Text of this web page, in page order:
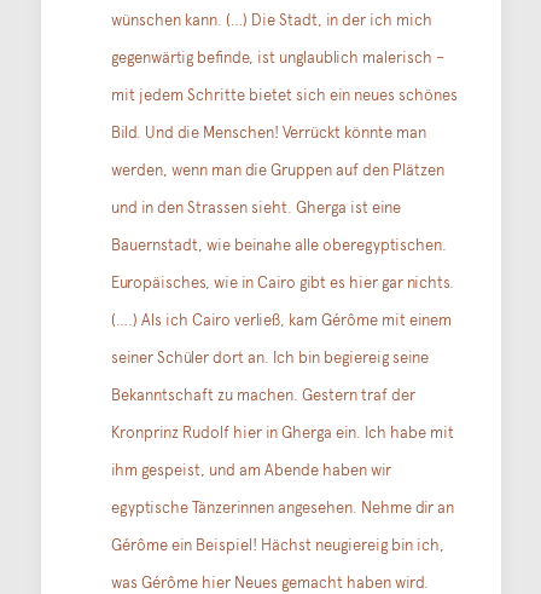
wünschen kann. (…) Die Stadt, in der ich mich
gegenwärtig befinde, ist unglaublich malerisch –
mit jedem Schritte bietet sich ein neues schönes
Bild. Und die Menschen! Verrückt könnte man
werden, wenn man die Gruppen auf den Plätzen
und in den Strassen sieht. Gherga ist eine
Bauernstadt, wie beinahe alle oberegyptischen.
Europäisches, wie in Cairo gibt es hier gar nichts.
(….) Als ich Cairo verließ, kam Gérôme mit einem
seiner Schüler dort an. Ich bin begiereig seine
Bekanntschaft zu machen. Gestern traf der
Kronprinz Rudolf hier in Gherga ein. Ich habe mit
ihm gespeist, und am Abende haben wir
egyptische Tänzerinnen angesehen. Nehme dir an
Gérôme ein Beispiel! Hächst neugiereig bin ich,
was Gérôme hier Neues gemacht haben wird.